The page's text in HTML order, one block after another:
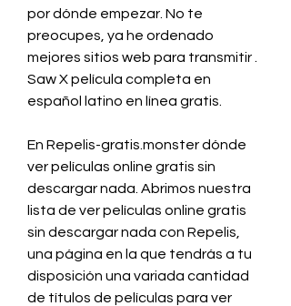
por dónde empezar. No te
preocupes, ya he ordenado
mejores sitios web para transmitir .
Saw X película completa en
español latino en línea gratis.
En Repelis-gratis.monster dónde
ver películas online gratis sin
descargar nada. Abrimos nuestra
lista de ver películas online gratis
sin descargar nada con Repelis,
una página en la que tendrás a tu
disposición una variada cantidad
de títulos de películas para ver